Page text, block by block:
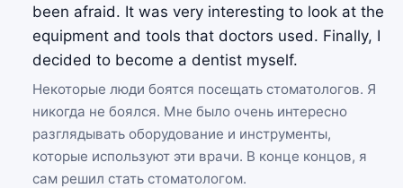
been afraid. It was very interesting to look at the
equipment and tools that doctors used. Finally, I
decided to become a dentist myself.
Некоторые люди боятся посещать стоматологов. Я
никогда не боялся. Мне было очень интересно
разглядывать оборудование и инструменты,
которые используют эти врачи. В конце концов, я
сам решил стать стоматологом.